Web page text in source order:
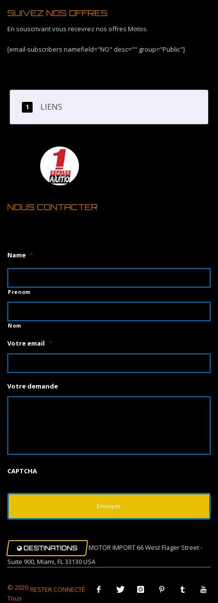
SUIVEZ NOS OFFRES
En souscrivant vous recevrez nos offres Motos.
[email-subscribers namefield="NO" desc="" group="Public"]
LIENS
NOUS CONTACTER
Name *
Prenom
Nom
Votre email *
Votre demande
CAPTCHA
DESTINATIONS
MOTOR IMPORT 66 West Flager Street -
Suite 900, Miami, FL 33130 USA
RESTER CONNECTÉ
© 2020
Tous